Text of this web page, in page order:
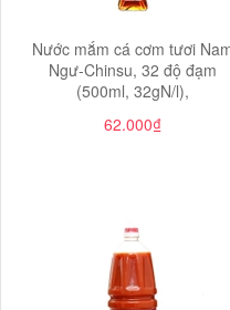
Nước mắm cá cơm tươi
Ngư-Chinsu, 32 độ đạm
(500ml, 32gN/l),
62.000₫